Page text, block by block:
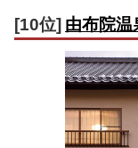
[10位] 由布院